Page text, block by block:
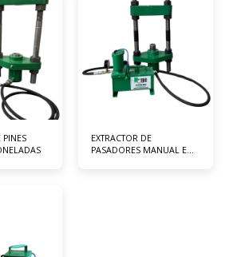
PINES
EXTRACTOR DE
PASADORES MANUAL E